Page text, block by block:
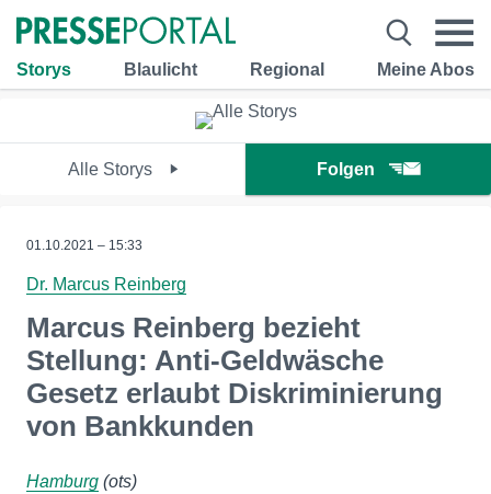
Storys Blaulicht Regional Meine Abos
Alle Storys Folgen
01.10.2021 – 15:33
Dr. Marcus Reinberg
Marcus Reinberg bezieht
Stellung: Anti-Geldwäsche
Gesetz erlaubt Diskriminierung
von Bankkunden
Hamburg (ots)